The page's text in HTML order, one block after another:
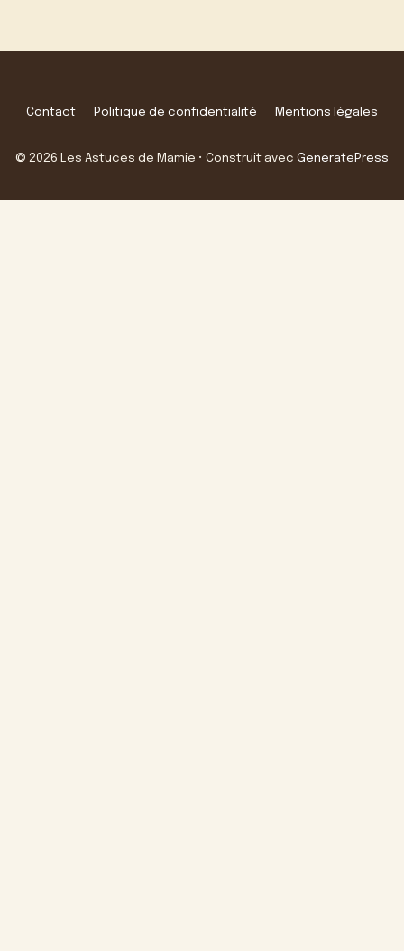
Contact Politique de confidentialité Mentions légales
© 2026 Les Astuces de Mamie • Construit avec GeneratePress